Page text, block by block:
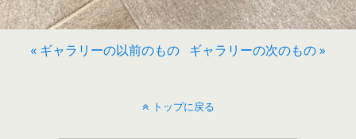
« ギャラリーの以前のもの ギャラリーの次のもの »
トップに戻る